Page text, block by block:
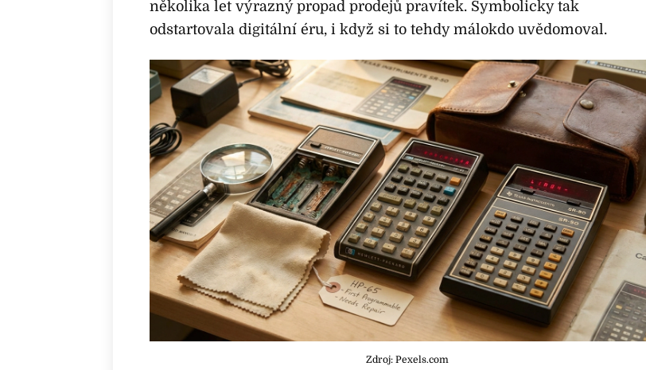
několika let výrazný propad prodejů pravítek. Symbolicky tak
odstartovala digitální éru, i když si to tehdy málokdo uvědomoval.
Zdroj: Pexels.com